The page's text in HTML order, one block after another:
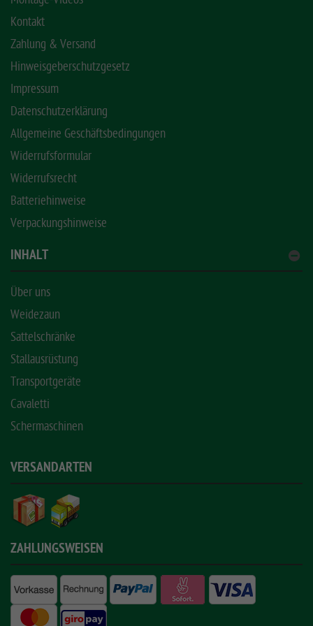
Kontakt
Zahlung & Versand
Hinweisgeberschutzgesetz
Impressum
Datenschutzerklärung
Allgemeine Geschäftsbedingungen
Widerrufsformular
Widerrufsrecht
Batteriehinweise
Verpackungshinweise
INHALT
Über uns
Weidezaun
Sattelschränke
Stallausrüstung
Transportgeräte
Cavaletti
Schermaschinen
VERSANDARTEN
ZAHLUNGSWEISEN